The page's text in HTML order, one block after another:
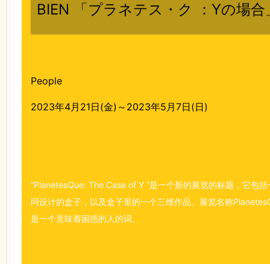
BIEN 「プラネテス・ク ：Yの場合
People
2023年4月21日(金)～2023年5月7日(日)
“PlanetesQue: The Case of Y “是一个新的展览的标题，它包
同设计的盒子，以及盒子里的一个三维作品。展览名称
是一个意味着困惑的人的词。